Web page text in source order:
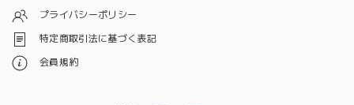
プライバシーポリシー
特定商取引法に基づく表記
会員規約